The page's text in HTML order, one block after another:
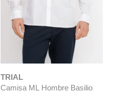
TRIAL
Camisa ML Hombre Basilio